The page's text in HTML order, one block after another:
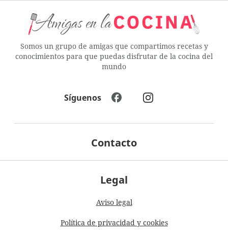
Somos un grupo de amigas que compartimos recetas y
conocimientos para que puedas disfrutar de la cocina del
mundo
Legal
Aviso legal
Política de privacidad y cookies
Contacto
Síguenos